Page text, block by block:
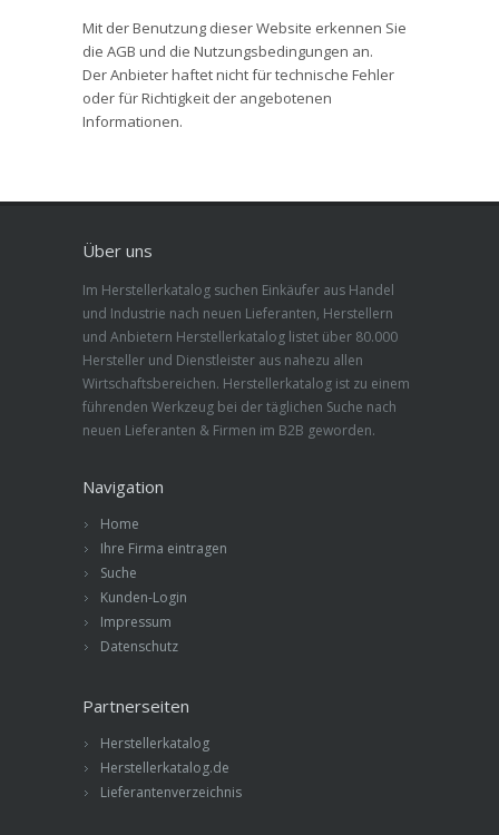
Mit der Benutzung dieser Website erkennen Sie
die AGB und die Nutzungsbedingungen an.
Der Anbieter haftet nicht für technische Fehler
oder für Richtigkeit der angebotenen
Informationen.
Über uns
Im Herstellerkatalog suchen Einkäufer aus Handel
und Industrie nach neuen Lieferanten, Herstellern
und Anbietern Herstellerkatalog listet über 80.000
Hersteller und Dienstleister aus nahezu allen
Wirtschaftsbereichen. Herstellerkatalog ist zu einem
führenden Werkzeug bei der täglichen Suche nach
neuen Lieferanten & Firmen im B2B geworden.
Navigation
Home
Ihre Firma eintragen
Suche
Kunden-Login
Impressum
Datenschutz
Partnerseiten
Herstellerkatalog
Herstellerkatalog.de
Lieferantenverzeichnis